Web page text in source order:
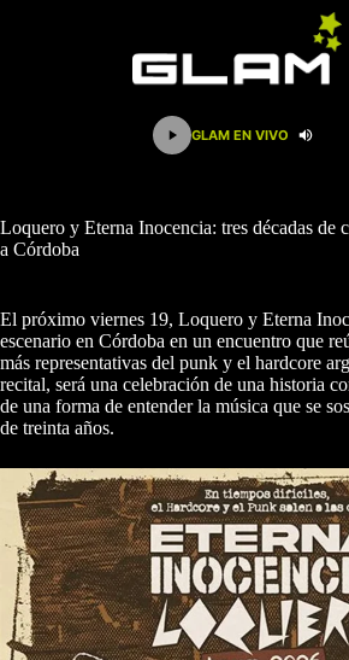
GLAM EN VIVO
Loquero y Eterna Inocencia: tres décadas de
a Córdoba
El próximo viernes 19, Loquero y Eterna
escenario en Córdoba en un encuentro que
más representativas del punk y el hardcore
recital, será una celebración de una historia
de una forma de entender la música que se
de treinta años.